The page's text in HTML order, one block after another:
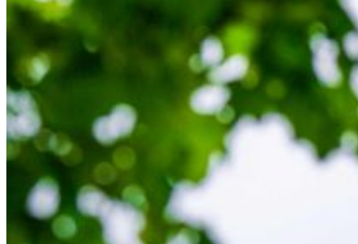
Así somos
Todo nuestro ADN: un viaje por la misión, la
Cooperativa
Somos por y para las personas. Descubre